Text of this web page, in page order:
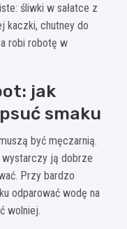
śliwki w sałatce z
kaczki, chutney do
robi robotę w
jak
smaku
być męczarnią.
ją dobrze
Przy bardzo
odparować wodę na
wolniej.